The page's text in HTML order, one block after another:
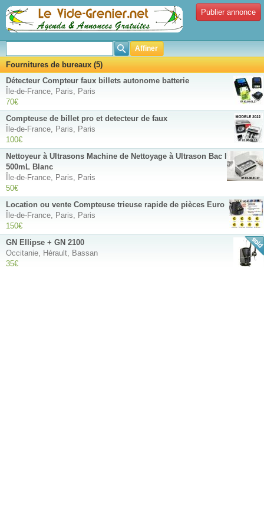
Publier annonce
Affiner
Fournitures de bureaux (5)
Détecteur Compteur faux billets autonome batterie
Île-de-France, Paris, Paris
70€
Compteuse de billet pro et detecteur de faux
Île-de-France, Paris, Paris
100€
Nettoyeur à Ultrasons Machine de Nettoyage à Ultrason Bac Inox
500mL Blanc
Île-de-France, Paris, Paris
50€
Location ou vente Compteuse trieuse rapide de pièces Euro
Île-de-France, Paris, Paris
150€
GN Ellipse + GN 2100
Occitanie, Hérault, Bassan
35€